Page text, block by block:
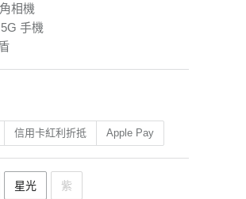
相機
手機
信用卡紅利折抵 Apple Pay
星光 紫